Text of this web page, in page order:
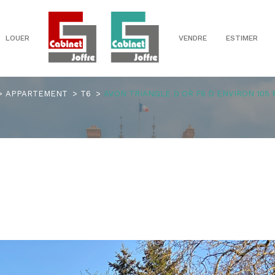
LOUER VENDRE ESTIMER
Voir les0annonces
APPARTEMENT T6 AVON TRIANGLE D OR F6 D ENVIRON 105